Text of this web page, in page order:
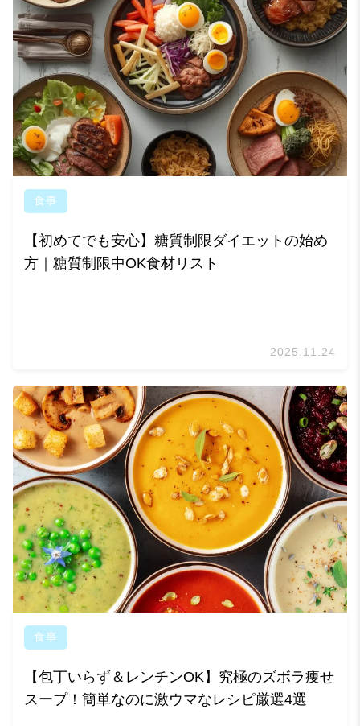
食事
【初めてでも安心】糖質制限ダイエットの始め
方｜糖質制限中OK食材リスト
2025.11.24
食事
【包丁いらず＆レンチンOK】究極のズボラ痩せ
スープ！簡単なのに激ウマなレシピ厳選4選